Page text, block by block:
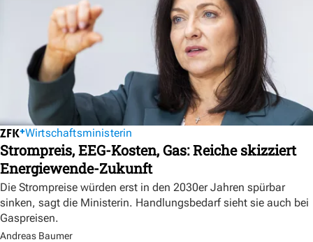
Wirtschaftsministerin
Strompreis, EEG-Kosten, Gas: Reiche skizziert
Energiewende-Zukunft
Die Strompreise würden erst in den 2030er Jahren spürbar
sinken, sagt die Ministerin. Handlungsbedarf sieht sie auch bei
Gaspreisen.
Andreas Baumer